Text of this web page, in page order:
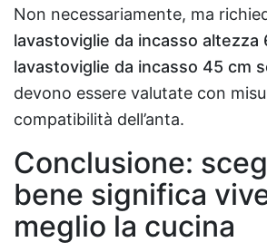
Non necessariamente, ma
lavastoviglie da incasso altezza
lavastoviglie da incasso 45 cm
devono essere valutate con
compatibilità dell’anta.
Conclusione:
bene significa
meglio la cucina